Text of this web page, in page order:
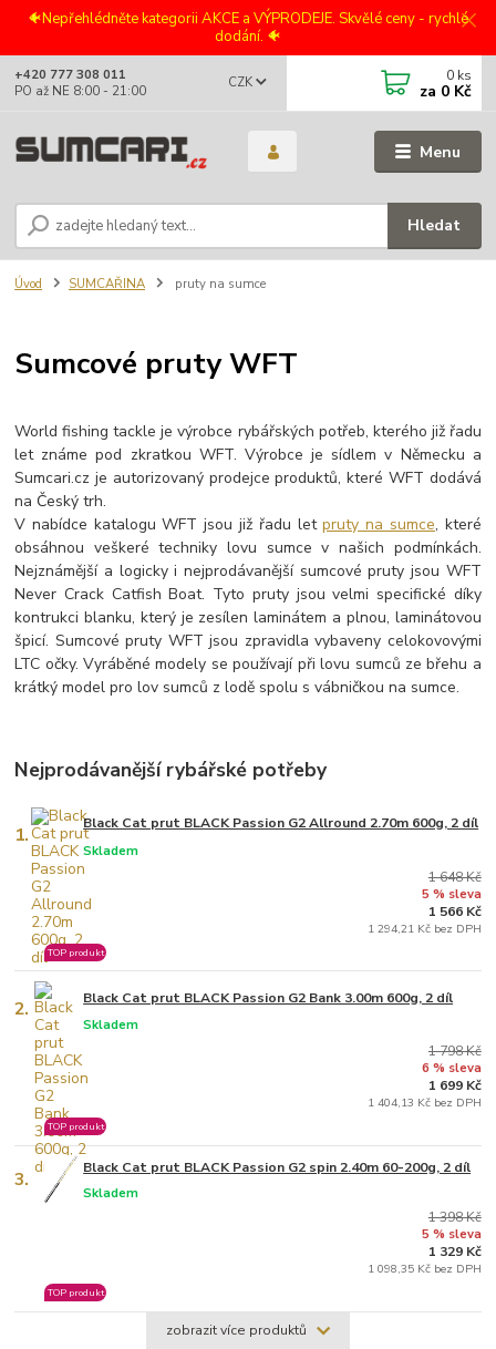
🐠Nepřehlédněte kategorii AKCE a VÝPRODEJE. Skvělé ceny - rychlé
dodání. 🐠
Menu
CZK
Hledat
+420 777 308 011
PO až NE 8:00 - 21:00
0 ks
za 0 Kč
Úvod SUMCAŘINA pruty na sumce
Sumcové pruty WFT
World fishing tackle je výrobce rybářských potřeb, kterého již řadu
let známe pod zkratkou WFT. Výrobce je sídlem v Německu a
Sumcari.cz je autorizovaný prodejce produktů, které WFT dodává
na Český trh.
V nabídce katalogu WFT jsou již řadu letpruty na sumce, které
obsáhnou veškeré techniky lovu sumce v našich podmínkách.
Nejznámější a logicky i nejprodávanější sumcové pruty jsou WFT
Never Crack Catfish Boat. Tyto pruty jsou velmi specifické díky
kontrukci blanku, který je zesílen laminátem a plnou, laminátovou
špicí. Sumcové pruty WFT jsou zpravidla vybaveny celokovovými
LTC očky. Vyráběné modely se používají při lovu sumců ze břehu a
krátký model pro lov sumců z lodě spolu s vábničkou na sumce.
Nejprodávanější rybářské potřeby
1. Black Cat prut BLACK Passion G2 Allround 2.70m 600g, 2 díl
Skladem
TOP produkt
1 648 Kč
5 % sleva
1 566 Kč
1 294,21 Kč bez DPH
2. Black Cat prut BLACK Passion G2 Bank 3.00m 600g, 2 díl
Skladem
TOP produkt
1 798 Kč
6 % sleva
1 699 Kč
1 404,13 Kč bez DPH
3. Black Cat prut BLACK Passion G2 spin 2.40m 60-200g, 2 díl
Skladem
TOP produkt
1 398 Kč
5 % sleva
1 329 Kč
1 098,35 Kč bez DPH
zobrazit více produktů